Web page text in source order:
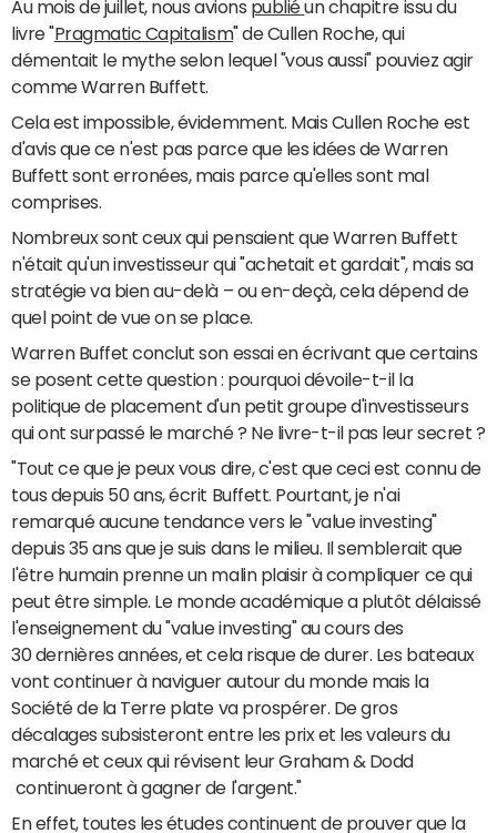
Au mois de juillet, nous avions publiéun chapitre issu du
livre "Pragmatic Capitalism" de Cullen Roche, qui
démentait le mythe selon lequel "vous aussi" pouviez agir
comme Warren Buffett.
Cela est impossible, évidemment. Mais Cullen Roche est
d'avis que ce n'est pas parce que les idées de Warren
Buffett sont erronées, mais parce qu'elles sont mal
comprises.
Nombreux sont ceux qui pensaient que Warren Buffett
n'était qu'un investisseur qui "achetait et gardait", mais sa
stratégie va bien au-delà – ou en-deçà, cela dépend de
quel point de vue on se place.
Warren Buffet conclut son essai en écrivant que certains
se posent cette question : pourquoi dévoile-t-il la
politique de placement d'un petit groupe d'investisseurs
qui ont surpassé le marché ? Ne livre-t-il pas leur secret ?
"Tout ce que je peux vous dire, c'est que ceci est connu de
tous depuis 50 ans, écrit Buffett. Pourtant, je n'ai
remarqué aucune tendance vers le "value investing"
depuis 35 ans que je suis dans le milieu. Il semblerait que
l'être humain prenne un malin plaisir à compliquer ce qui
peut être simple. Le monde académique a plutôt délaissé
l'enseignement du "value investing" au cours des
30 dernières années, et cela risque de durer. Les bateaux
vont continuer à naviguer autour du monde mais la
Société de la Terre plate va prospérer. De gros
décalages subsisteront entre les prix et les valeurs du
marché et ceux qui révisent leur Graham & Dodd
continueront à gagner de l'argent."
En effet, toutes les études continuent de prouver que la